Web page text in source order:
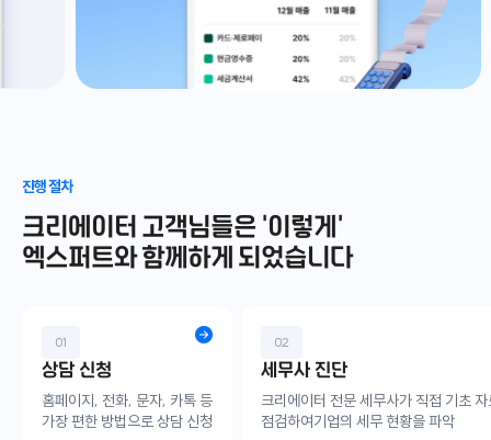
진행 절차
크리에이터 고객님들은 '이렇게'
엑스퍼트와 함께하게 되었습니다
01
상담 신청
홈페이지, 전화, 문자, 카톡 등
가장 편한 방법으로 상담 신청
02
세무사 진단
크리에이터 전문 세무사가 직접 기초
점검하여기업의 세무 현황을 파악